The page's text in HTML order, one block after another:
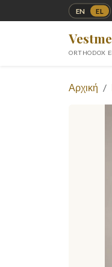
EN EL
ORTHODOX
Αρχική